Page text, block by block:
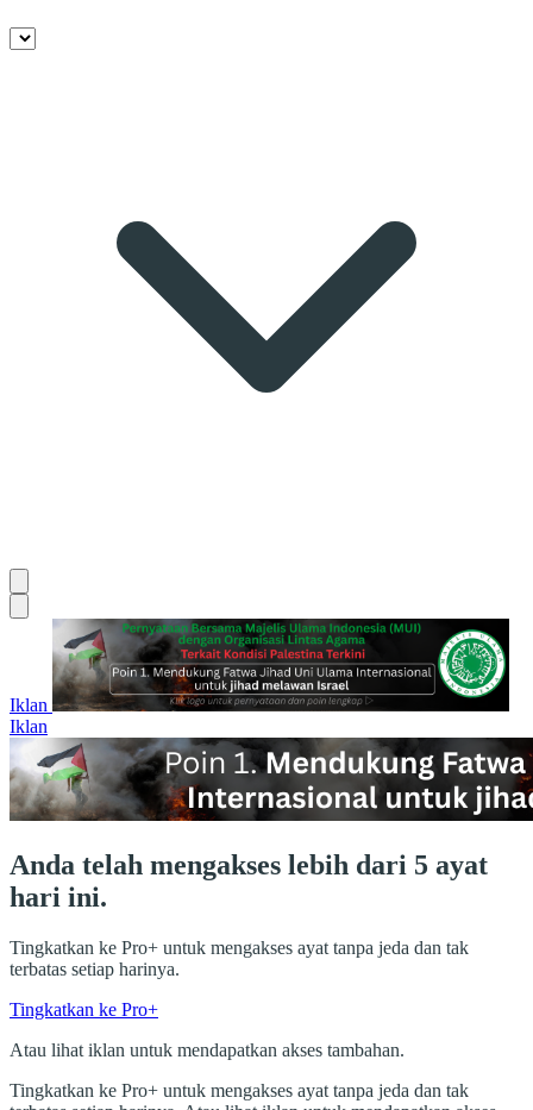
Iklan
Iklan
Anda telah mengakses lebih dari 5 ayat
hari ini.
Tingkatkan ke Pro+ untuk mengakses ayat tanpa jeda dan tak
terbatas setiap harinya.
Tingkatkan ke Pro+
Atau lihat iklan untuk mendapatkan akses tambahan.
Tingkatkan ke Pro+ untuk mengakses ayat tanpa jeda dan tak